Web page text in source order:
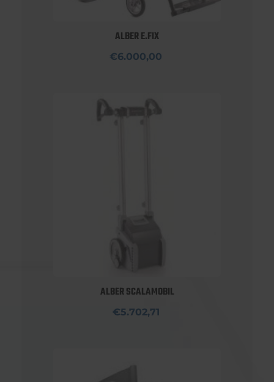
ALBER E.FIX
€6.000,00
ALBER SCALAMOBIL
€5.702,71